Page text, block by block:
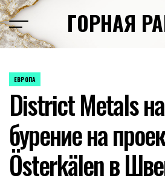
Перейти
к
содержимому
ГОРНАЯ
ОПУБЛИКОВАНО
ЕВРОПА
District Metals
бурение на
Österkälen в